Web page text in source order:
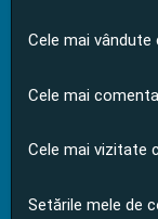
Cele mai vândute
Cele mai
Cele mai vizitate
Setările mele de